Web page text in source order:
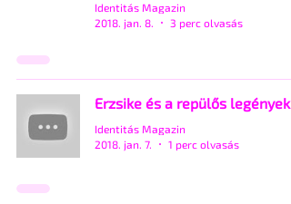
Identitás Magazin
2018. jan. 8.
3 perc olvasás
Erzsike és a repülős legények
Identitás Magazin
2018. jan. 7.
1 perc olvasás